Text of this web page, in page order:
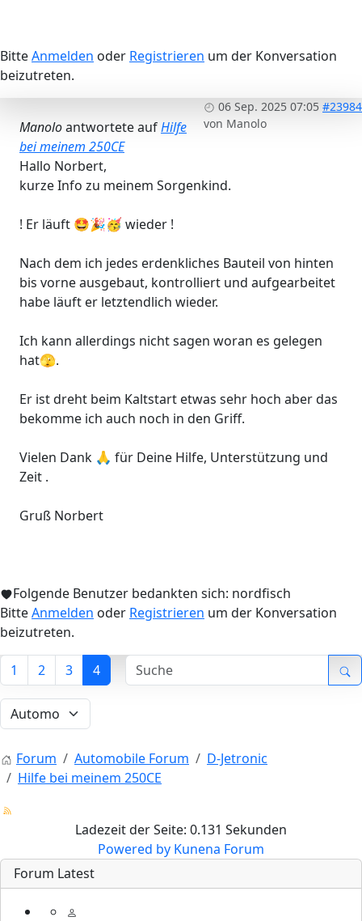
BitteAnmelden oder Registrieren um der Konversation
beizutreten.
06 Sep. 2025 07:05 #23984
von Manolo
Manoloantwortete aufHilfe
bei meinem 250CE
Hallo Norbert,
kurze Info zu meinem Sorgenkind.
! Er läuft 🤩🎉🥳 wieder !
Nach dem ich jedes erdenkliches Bauteil von hinten
bis vorne ausgebaut, kontrolliert und aufgearbeitet
habe läuft er letztendlich wieder.
Ich kann allerdings nicht sagen woran es gelegen
hat🫣.
Er ist dreht beim Kaltstart etwas sehr hoch aber das
bekomme ich auch noch in den Griff.
Vielen Dank 🙏 für Deine Hilfe, Unterstützung und
Zeit .
Gruß Norbert
Folgende Benutzer bedankten sich: nordfisch
BitteAnmelden oder Registrieren um der Konversation
beizutreten.
1 2 3 4
Forum Automobile Forum
D-Jetronic
Hilfe bei meinem 250CE
Ladezeit der Seite: 0.131 Sekunden
Powered by Kunena Forum
Forum Latest